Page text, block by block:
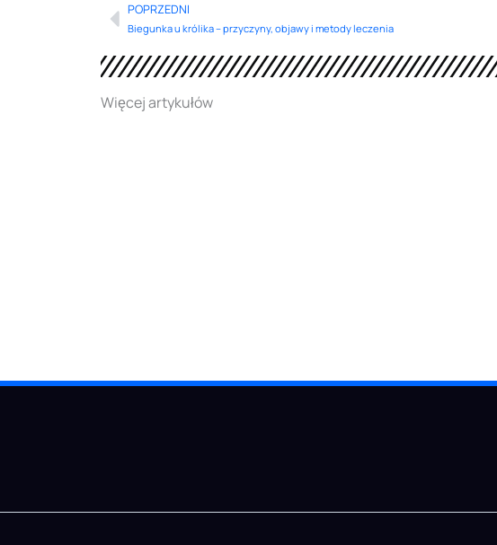
Prev
POPRZEDNI
Biegunka u królika – przyczyny, objawy i metody leczenia
Więcej artykułów